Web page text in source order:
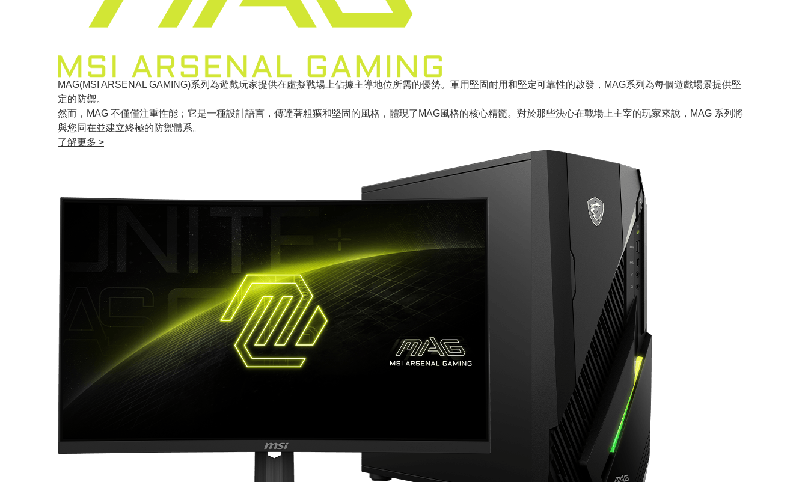
MAG(MSI ARSENAL GAMING)系列為遊戲玩家提供在虛擬戰場上佔據主導地位所需的優勢。軍用堅固耐用和堅定可靠性的啟發，MAG系列為每個遊戲場景提供堅
定的防禦。
然而，MAG 不僅僅注重性能；它是一種設計語言，傳達著粗獷和堅固的風格，體現了MAG風格的核心精髓。對於那些決心在戰場上主宰的玩家來說，MAG 系列將
與您同在並建立終極的防禦體系。
了解更多 >